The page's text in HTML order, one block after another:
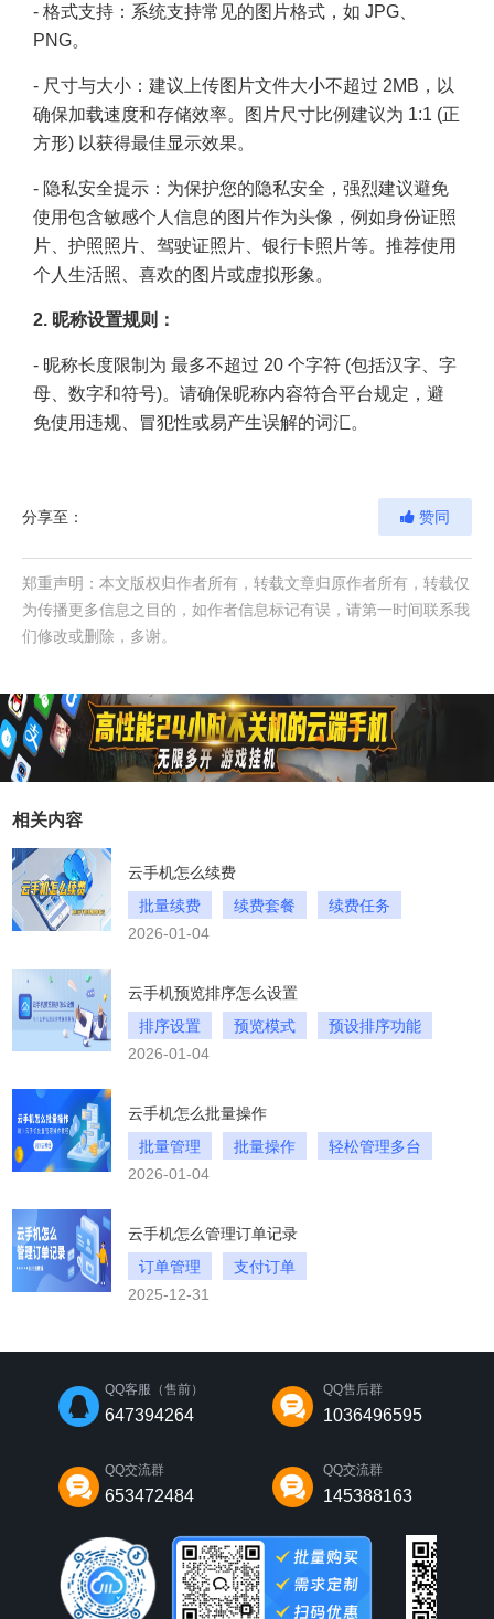
- 格式支持：系统支持常见的图片格式，如 JPG、
PNG。
- 尺寸与大小：建议上传图片文件大小不超过 2MB，以
确保加载速度和存储效率。图片尺寸比例建议为 1:1 (正
方形) 以获得最佳显示效果。
- 隐私安全提示：为保护您的隐私安全，强烈建议避免
使用包含敏感个人信息的图片作为头像，例如身份证照
片、护照照片、驾驶证照片、银行卡照片等。推荐使用
个人生活照、喜欢的图片或虚拟形象。
2. 昵称设置规则：
- 昵称长度限制为 最多不超过 20 个字符 (包括汉字、字
母、数字和符号)。请确保昵称内容符合平台规定，避
免使用违规、冒犯性或易产生误解的词汇。
赞同
分享至：
郑重声明：本文版权归作者所有，转载文章归原作者所有，转载仅
为传播更多信息之目的，如作者信息标记有误，请第一时间联系我
们修改或删除，多谢。
相关内容
云手机怎么续费
批量续费
续费套餐
续费任务
2026-01-04
云手机预览排序怎么设置
排序设置
预览模式
预设排序功能
2026-01-04
云手机怎么批量操作
批量管理
批量操作
轻松管理多台
2026-01-04
云手机怎么管理订单记录
订单管理
支付订单
川川云手机的订单记录
2025-12-31
QQ客服（售前）
647394264
QQ售后群
1036496595
QQ交流群
653472484
QQ交流群
145388163